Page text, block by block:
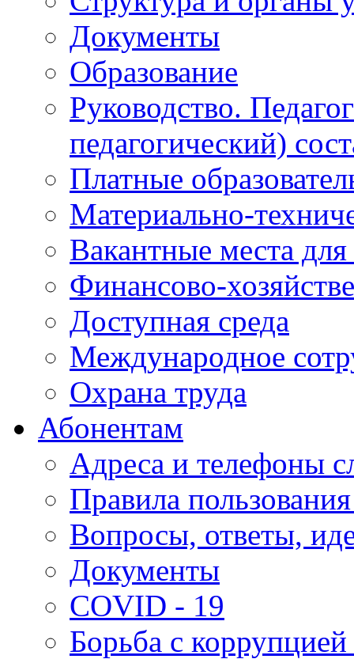
Документы
Образование
Руководство.
педагогический)
Платные
Материально-
Вакантные места
Финансово-
Доступная среда
Международное
Охрана труда
Абонентам
Адреса и телефоны
Правила
Вопросы, ответы,
Документы
COVID - 19
Борьба с